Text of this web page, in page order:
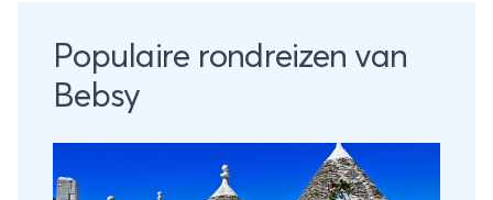
Populaire rondreizen van
Bebsy